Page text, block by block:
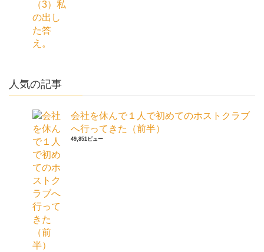
人気の記事
会社を休んで１人で初めてのホストクラブ
へ行ってきた（前半）
49,851ビュー